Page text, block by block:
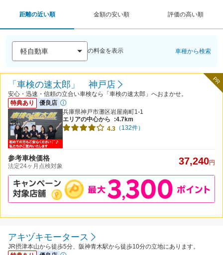
距離の近い順 金額の安い順 評価の高い順
の料金を表示 車種から検索
PR
「車検の速太郎」 神戸店
安心・迅速・信頼の立合い車検なら「車検の速太郎」へおまかせ。
特典あり
優良店
兵庫県神戸市灘区岩屋南町1-1
エリアの中心から
:4.7km
4.3 （132件）
参考車検価格
法定24ヶ月点検対象 37,240円
アキヅキモータース
JR摂津本山から徒歩5分、阪神青木駅から徒歩10分の立地にあります。